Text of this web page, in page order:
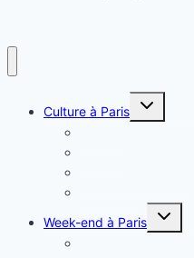
Culture à Paris
Ouvrir/
Week-end à Paris
Ouvrir/